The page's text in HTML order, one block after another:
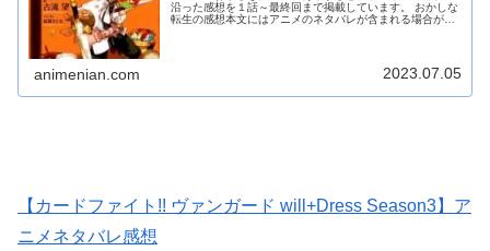
沿った感想を１話～最終回まで掲載しています。 おかしな
転生の感想本文にはアニメのネタバレが含まれる場合があ
animenian.com 2023.07.05
【カードファイト!! ヴァンガード will+Dress Season3】ア
ニメネタバレ感想